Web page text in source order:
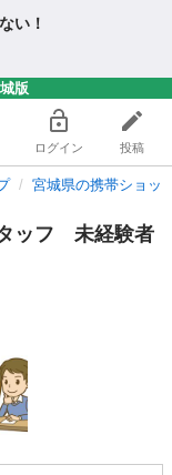
い！
版
ログイン 投稿
宮城県の携帯ショッ
ッフ 未経験者